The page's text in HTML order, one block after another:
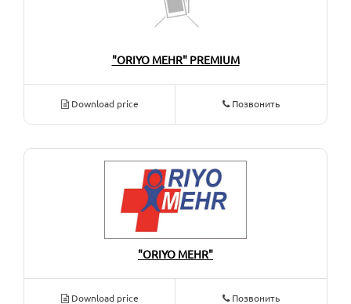
"ORIYO MEHR" PREMIUM
Download price Позвонить
"ORIYO MEHR"
Download price Позвонить